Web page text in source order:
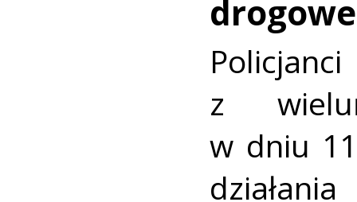
z
w dniu